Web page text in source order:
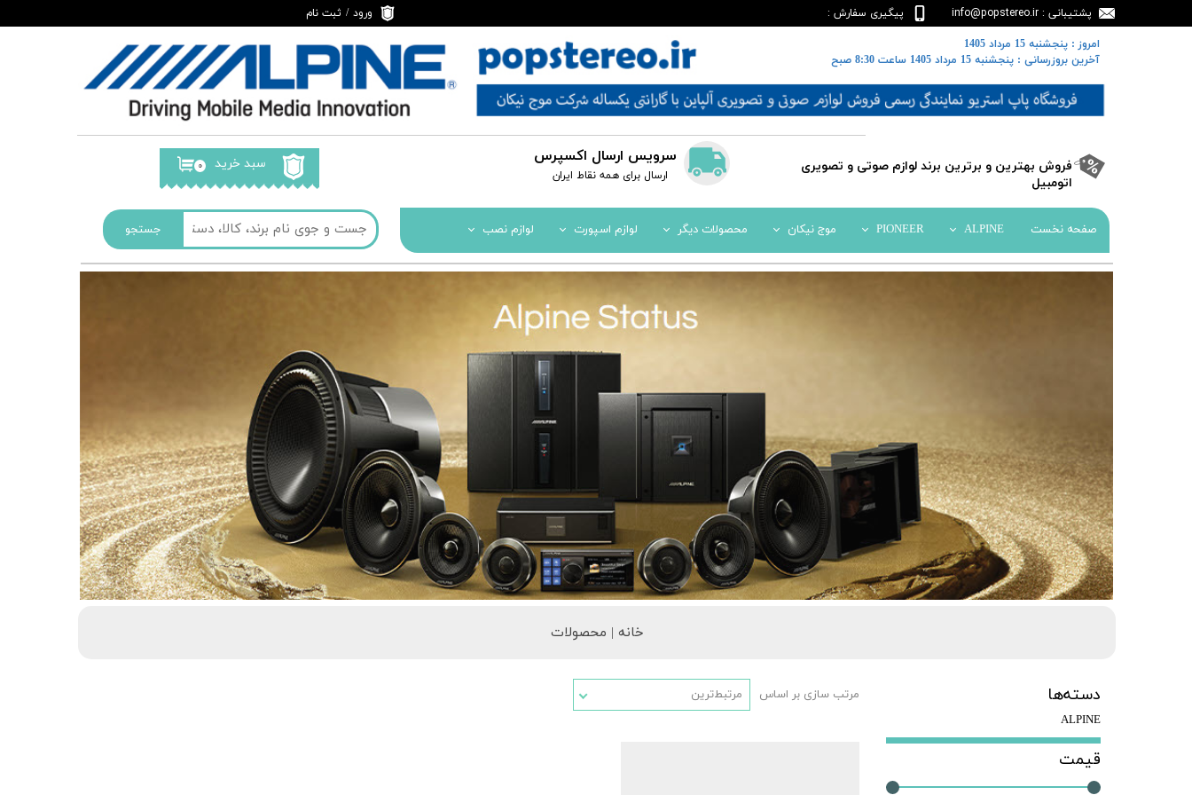
جستجو
سرویس ارسال اکسپرس
​​ارسال برای همه نقاط ایران
پشتیبانی : info@popstereo.ir
پیگیری سفارش :
02188457837
ورود / ثبت نام
تغییر گذر واژه
سفارشات
خروج از حساب
۰ سبد خرید
​فروش بهترین و برترین برند لوازم صوتی و تصویری
اتومبیل​​​​​​​
صفحه نخست ALPINE
چنجر ALPINE
ساب ووفر ALPINE
کامپوننت ALPINE
اسپیکر ALPINE
PIONEER موج نیکان محصولات دیگر لوازم اسپورت لوازم نصب
​​امروز : پنجشنبه 15 مرداد 1405
​​​​​​​آخرین بروزرسانی : پنجشنبه 15 مرداد 1405 ساعت 8:30 صبح
خانه | محصولات
دسته‌ها
ALPINE
قیمت
مرتب سازی بر اساس مرتبط‌ترین